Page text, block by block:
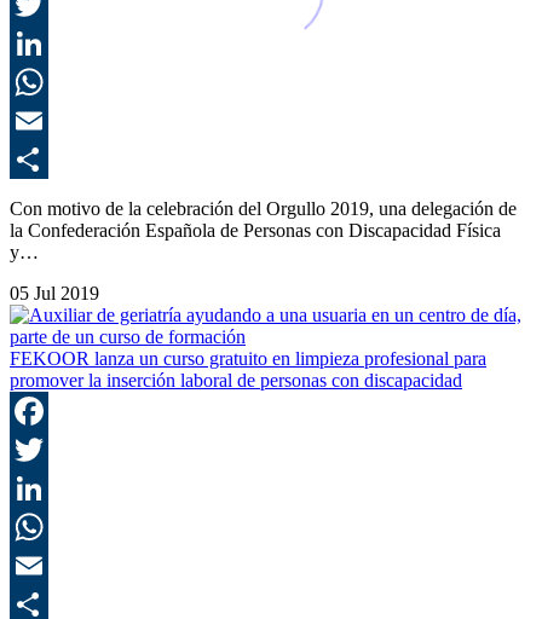
Con motivo de la celebración del Orgullo 2019, una delegación de
la Confederación Española de Personas con Discapacidad Física
y…
05 Jul 2019
FEKOOR lanza un curso gratuito en limpieza profesional para
promover la inserción laboral de personas con discapacidad